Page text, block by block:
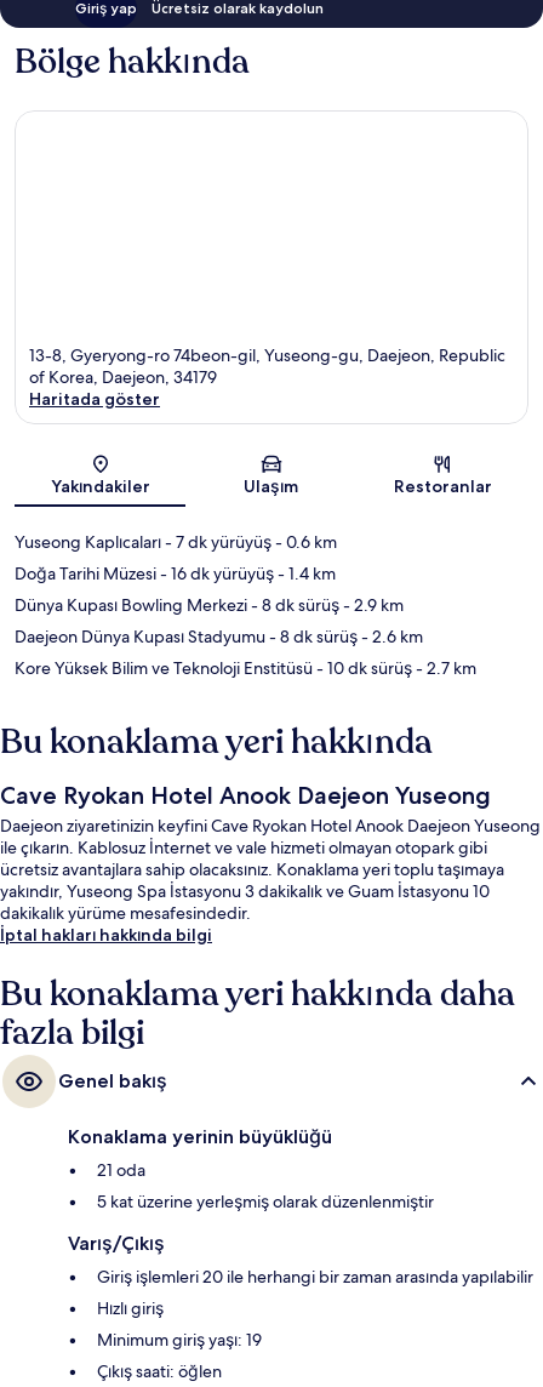
Giriş yap Ücretsiz olarak kaydolun
Bölge hakkında
13-8, Gyeryong-ro 74beon-gil, Yuseong-gu, Daejeon, Republic
of Korea, Daejeon, 34179
Haritada göster
Yakındakiler Ulaşım Restoranlar
Yuseong Kaplıcaları- 7 dk yürüyüş- 0.6 km
Doğa Tarihi Müzesi- 16 dk yürüyüş- 1.4 km
Dünya Kupası Bowling Merkezi- 8 dk sürüş- 2.9 km
Daejeon Dünya Kupası Stadyumu- 8 dk sürüş- 2.6 km
Kore Yüksek Bilim ve Teknoloji Enstitüsü- 10 dk sürüş- 2.7 km
Bu konaklama yeri hakkında
Cave Ryokan Hotel Anook Daejeon Yuseong
Daejeon ziyaretinizin keyfini Cave Ryokan Hotel Anook Daejeon Yuseong
ile çıkarın. Kablosuz İnternet ve vale hizmeti olmayan otopark gibi
ücretsiz avantajlara sahip olacaksınız. Konaklama yeri toplu taşımaya
yakındır, Yuseong Spa İstasyonu 3 dakikalık ve Guam İstasyonu 10
dakikalık yürüme mesafesindedir.
İptal hakları hakkında bilgi
Bu konaklama yeri hakkında daha
fazla bilgi
Genel bakış
Konaklama yerinin büyüklüğü
21 oda
5 kat üzerine yerleşmiş olarak düzenlenmiştir
Varış/Çıkış
Giriş işlemleri 20 ile herhangi bir zaman arasında yapılabilir
Hızlı giriş
Minimum giriş yaşı: 19
Çıkış saati: öğlen